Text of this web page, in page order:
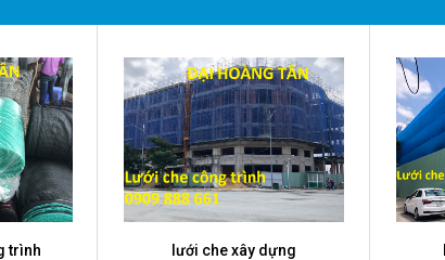
lưới che công trình
trình lưới che xây dựng